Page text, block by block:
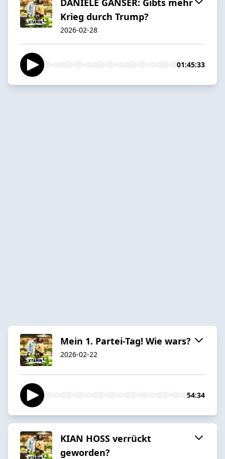
Krieg durch Trump?
2026-02-28
01:45:33
Mein 1. Partei-Tag! Wie wars?
2026-02-22
54:34
KIAN HOSS verrückt
geworden?